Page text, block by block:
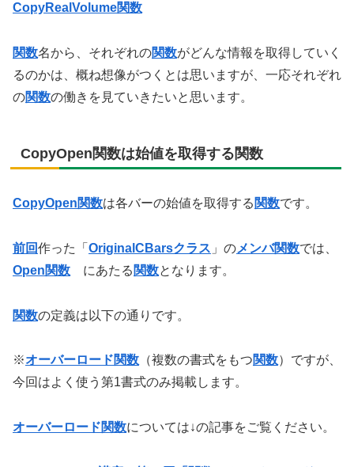
CopyRealVolume関数
関数名から、それぞれの関数がどんな情報を取得していく
るのかは、概ね想像がつくとは思いますが、一応それぞれ
の関数の働きを見ていきたいと思います。
CopyOpen関数は始値を取得する関数
CopyOpen関数は各バーの始値を取得する 関数です。
前回作った「 OriginalCBarsクラス 」のメンバ関数では、
Open関数 にあたる 関数となります。
関数の定義は以下の通りです。
※オーバーロード関数 （複数の書式をもつ関数）ですが、
今回はよく使う第1書式のみ掲載します。
オーバーロード関数については↓の記事をご覧ください。